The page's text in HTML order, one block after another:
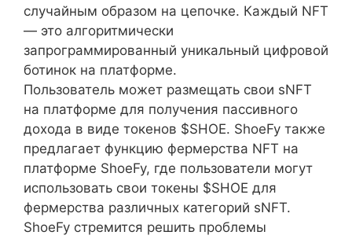
случайным образом на цепочке. Каждый NFT
— это алгоритмически
запрограммированный уникальный цифровой
ботинок на платформе.
Пользователь может размещать свои sNFT
на платформе для получения пассивного
дохода в виде токенов $SHOE. ShoeFy также
предлагает функцию фермерства NFT на
платформе ShoeFy, где пользователи могут
использовать свои токены $SHOE для
фермерства различных категорий sNFT.
ShoeFy стремится решить проблемы